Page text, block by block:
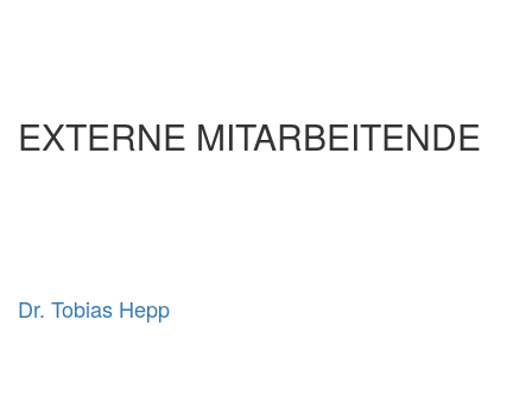
EXTERNE MITARBEITENDE
Dr. Tobias Hepp